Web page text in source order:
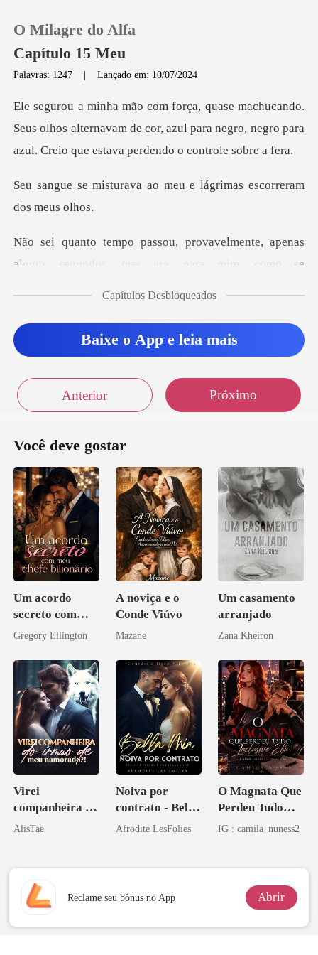
0
Loja
Histórico
O Milagre do Alfa
Capítulo 15 Meu
Palavras: 1247 |Lançado em: 10/07/2024
s olhos alternavam de cor, azul para negro, negro para
a
ao meu e lágrimas esco
lmente, apenas
alguns segundos, mas
Capítulos Desbloqueados
Baixe o App e leia mais
Anterior Próximo
Você deve gostar
Um acordo
secreto com
meu chefe
Gregory Ellington
A noviça e o
Conde Viúvo
Mazane
Um casamento
arranjado
Zana Kheiron
Virei
companheira do
irmão de meu
AlisTae
Noiva por
contrato - Bella
Mia
Afrodite LesFolies
O Magnata Que
Perdeu Tudo
Inclusive Ela
IG : camila_nuness2
Reclame seu bônus no App Abrir